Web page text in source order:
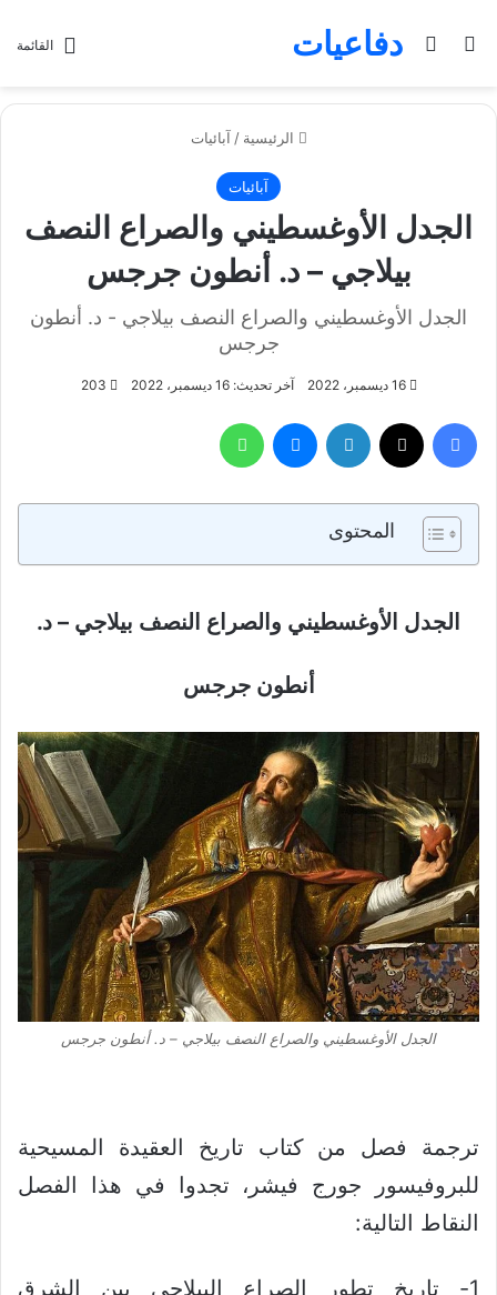
القائمة دفاعياتبحث عنالوضع المظلم
الرئيسية / آبائيات
آبائيات
الجدل الأوغسطيني والصراع النصف
بيلاجي – د. أنطون جرجس
الجدل الأوغسطيني والصراع النصف بيلاجي - د. أنطون
جرجس
16 ديسمبر، 2022 آخر تحديث: 16 ديسمبر، 2022 203
فيسبوك تويتر لينكدإن ماسنجر
المحتوى
الجدل الأوغسطيني والصراع النصف بيلاجي – د.
أنطون جرجس
الجدل الأوغسطيني والصراع النصف بيلاجي – د. أنطون جرجس
ترجمة فصل من كتاب تاريخ العقيدة المسيحية
للبروفيسور جورج فيشر، تجدوا في هذا الفصل
النقاط التالية:
1- تاريخ تطور الصراع البيلاجي بين الشرق